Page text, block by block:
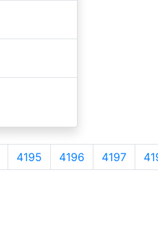
4195 4196 4197